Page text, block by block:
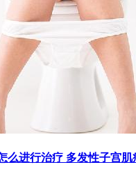
么进行治疗 多发性子宫